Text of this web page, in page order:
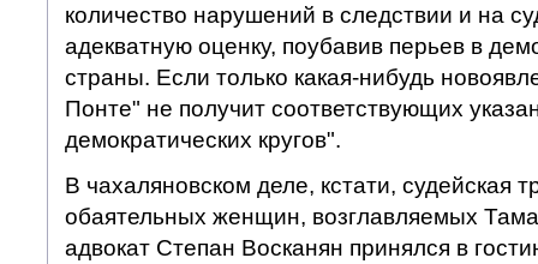
количество нарушений в следствии и на
адекватную оценку, поубавив перьев в
страны. Если только какая-нибудь
Понте" не получит соответствующих
демократических кругов".
В чахаляновском деле, кстати, судейская
обаятельных женщин, возглавляемых
адвокат Степан Восканян принялся в